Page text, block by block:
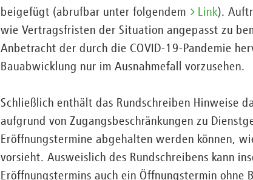
beigefügt (abrufbar unter folgendem
Link).
wie Vertragsfristen der Situation angepasst zu
Anbetracht der durch die COVID-19-Pandemie
Bauabwicklung nur im Ausnahmefall vorzusehen.
Schließlich enthält das Rundschreiben Hinweise
aufgrund von Zugangsbeschränkungen zu
Eröffnungstermine abgehalten werden können,
vorsieht. Ausweislich des Rundschreibens kann
Eröffnungstermins auch ein Öffnungstermin